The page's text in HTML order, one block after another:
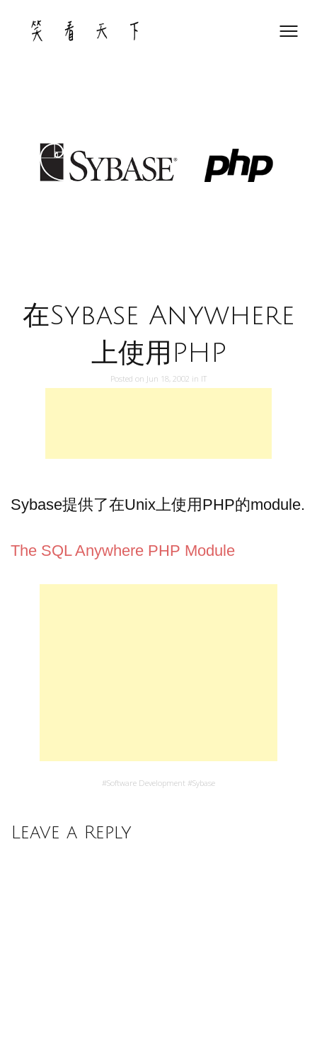
content
在Sybase Anywhere
上使用PHP
Posted on Jun 18, 2002 in IT
Sybase提供了在Unix上使用PHP的module.
The SQL Anywhere PHP Module
#Software Development #Sybase
Leave a Reply